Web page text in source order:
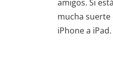
amigos. Si
mucha
iPhone a